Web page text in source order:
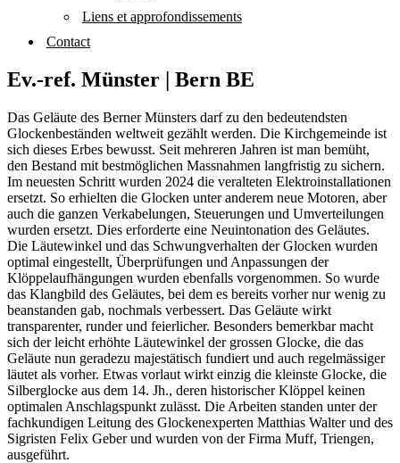
Liens et approfondissements
Contact
Ev.-ref. Münster | Bern BE
Das Geläute des Berner Münsters darf zu den bedeutendsten
Glockenbeständen weltweit gezählt werden. Die Kirchgemeinde ist
sich dieses Erbes bewusst. Seit mehreren Jahren ist man bemüht,
den Bestand mit bestmöglichen Massnahmen langfristig zu sichern.
Im neuesten Schritt wurden 2024 die veralteten Elektroinstallationen
ersetzt. So erhielten die Glocken unter anderem neue Motoren, aber
auch die ganzen Verkabelungen, Steuerungen und Umverteilungen
wurden ersetzt. Dies erforderte eine Neuintonation des Geläutes.
Die Läutewinkel und das Schwungverhalten der Glocken wurden
optimal eingestellt, Überprüfungen und Anpassungen der
Klöppelaufhängungen wurden ebenfalls vorgenommen. So wurde
das Klangbild des Geläutes, bei dem es bereits vorher nur wenig zu
beanstanden gab, nochmals verbessert. Das Geläute wirkt
transparenter, runder und feierlicher. Besonders bemerkbar macht
sich der leicht erhöhte Läutewinkel der grossen Glocke, die das
Geläute nun geradezu majestätisch fundiert und auch regelmässiger
läutet als vorher. Etwas vorlaut wirkt einzig die kleinste Glocke, die
Silberglocke aus dem 14. Jh., deren historischer Klöppel keinen
optimalen Anschlagspunkt zulässt. Die Arbeiten standen unter der
fachkundigen Leitung des Glockenexperten Matthias Walter und des
Sigristen Felix Geber und wurden von der Firma Muff, Triengen,
ausgeführt.